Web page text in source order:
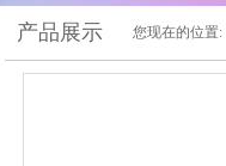
产品展示 您现在的位置: